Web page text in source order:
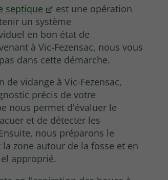
septique
est une opération
un système
en bon état de
à Vic-Fezensac, nous vous
dans cette démarche.
vidange à Vic-Fezensac,
précis de votre
nous permet d'évaluer le
et de détecter les
nous préparons le
zone autour de la fosse et en
approprié.